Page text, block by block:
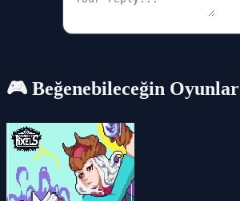
🎮 Beğenebileceğin Oyunlar